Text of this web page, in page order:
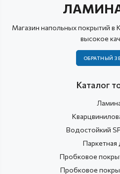
Магазин напольных покрытий в
высокое
ОБРАТНЫЙ
Каталог
Водостойкий
Паркетная
Пробковое
Пробковое